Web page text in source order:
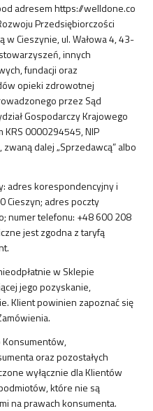
adresem https://welldone.co
Przedsiębiorczości
w Cieszynie, ul. Wałowa 4, 43-
innych
fundacji oraz
opieki zdrowotnej
przez Sąd
Gospodarczy Krajowego
0000294545, NIP
dalej „Sprzedawcą” albo
adres korespondencyjny i
Cieszyn; adres poczty
numer telefonu: +48 600 208
jest zgodna z taryfą
w Sklepie
jego pozyskanie,
Klient powinien zapoznać się
Konsumentów,
oraz pozostałych
wyłącznie dla Klientów
które nie są
na prawach konsumenta.